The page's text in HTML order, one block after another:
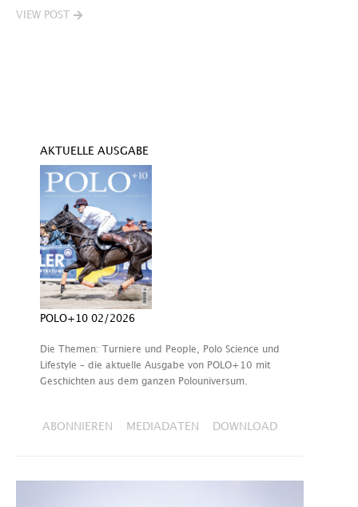
VIEW POST
AKTUELLE AUSGABE
POLO+10 02/2026
Die Themen: Turniere und People, Polo Science und
Lifestyle – die aktuelle Ausgabe von POLO+10 mit
Geschichten aus dem ganzen Polouniversum.
ABONNIEREN MEDIADATEN DOWNLOAD